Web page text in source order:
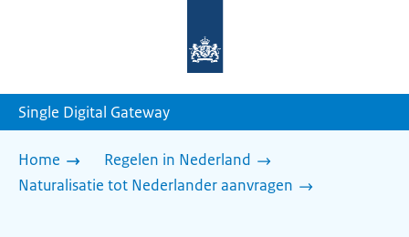
homepage
Single Digital Gateway
Home
Regelen in Nederland
Naturalisatie tot Nederlander aanvragen